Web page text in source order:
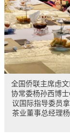
全国侨联主席虑
协常委杨孙西博
议国际指导委员
茶业董事总经理